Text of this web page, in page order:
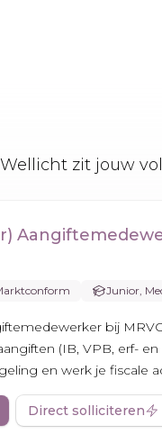
zit jouw
Junior,
bij
(IB, VPB, erf-
en werk je fiscale
Direct solliciteren